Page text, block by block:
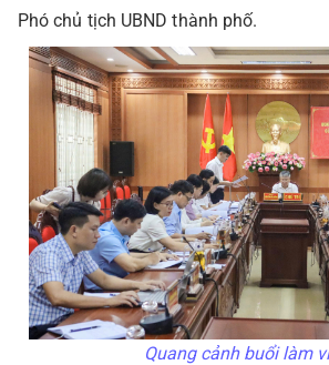
Phó chủ tịch UBND thành phố.
Quang cảnh buổi làm